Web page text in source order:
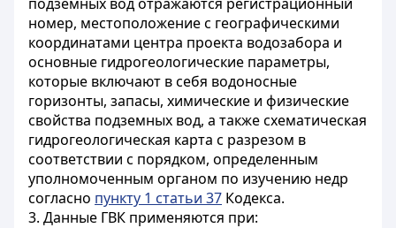
номер, местоположение с географическими
координатами центра проекта водозабора и
основные гидрогеологические параметры,
которые включают в себя водоносные
горизонты, запасы, химические и физические
свойства подземных вод, а также схематическая
гидрогеологическая карта с разрезом в
соответствии с порядком, определенным
уполномоченным органом по изучению недр
согласно пункту 1 статьи 37 Кодекса.
3. Данные ГВК применяются при: